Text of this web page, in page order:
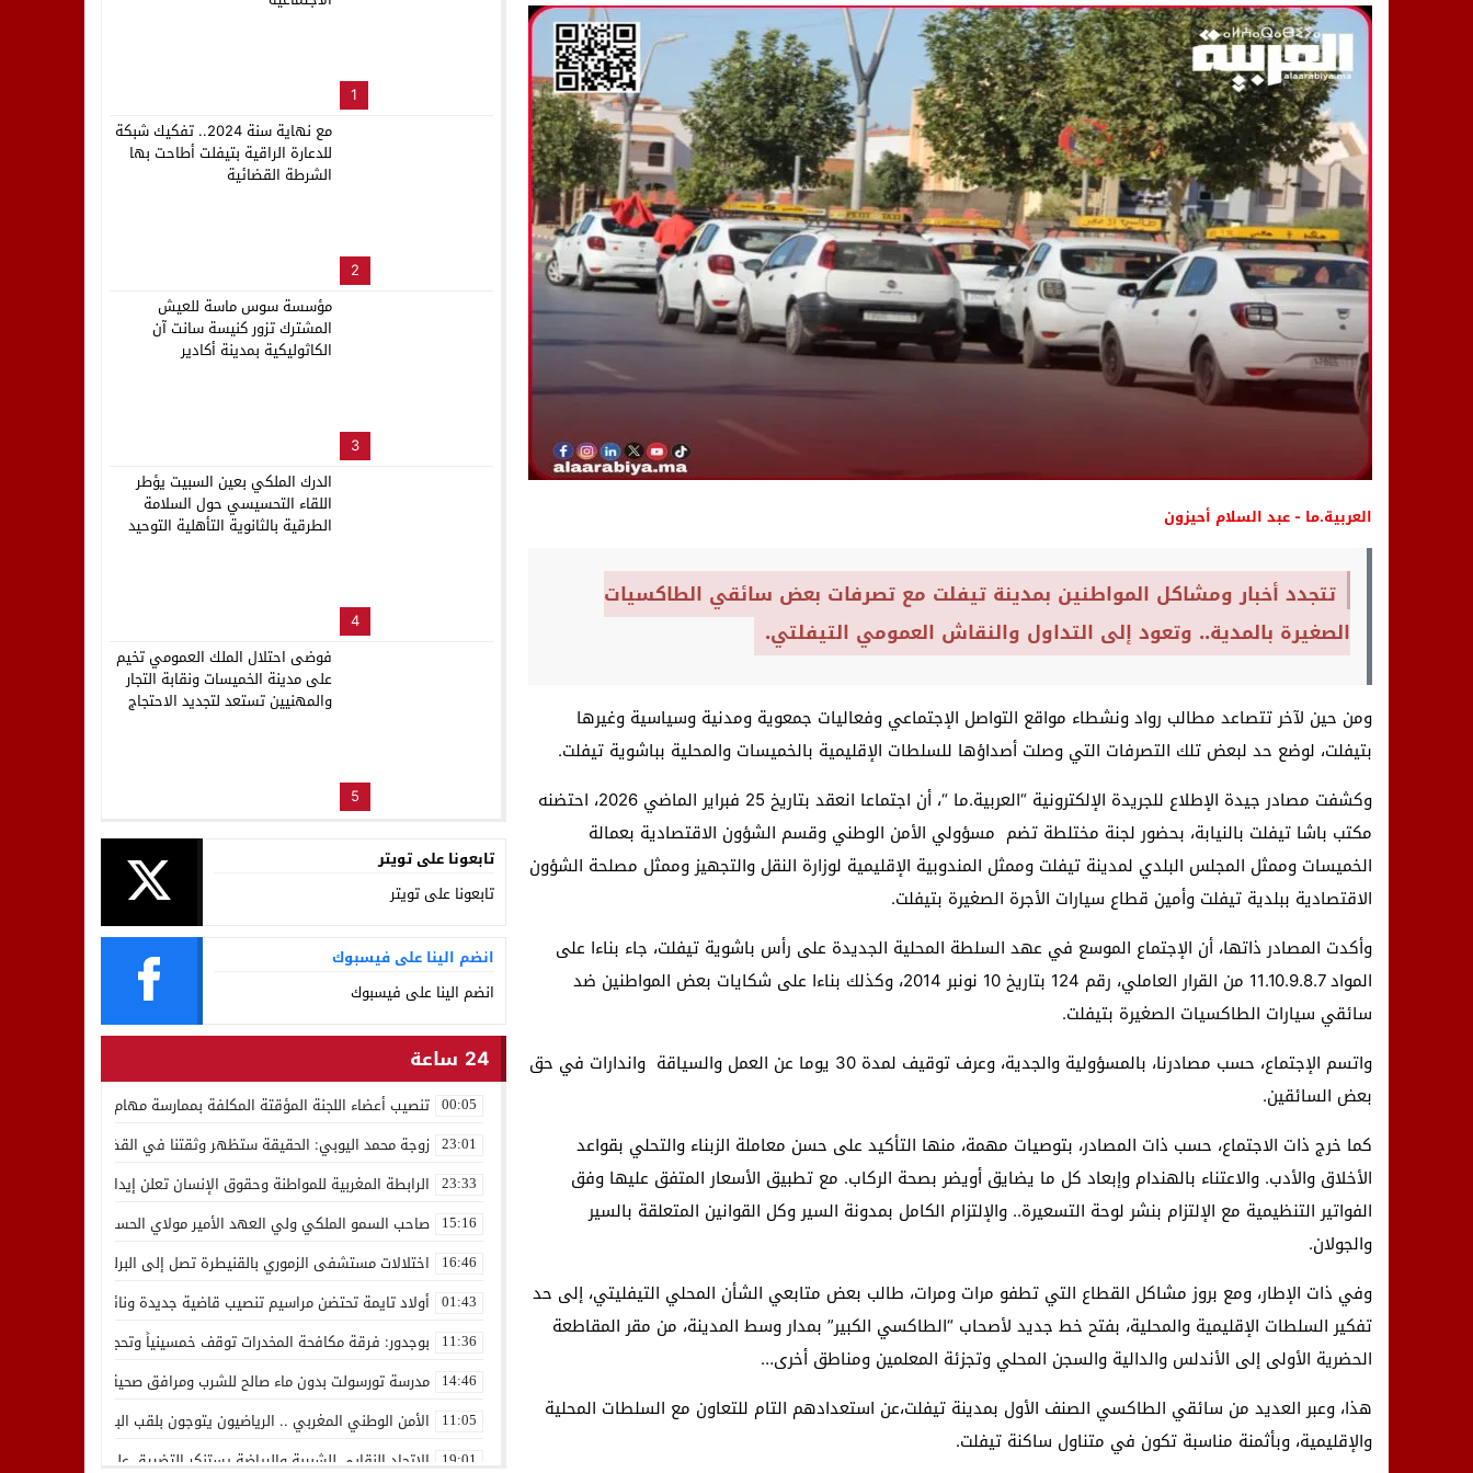
14:25 “العربية.ما” تنشر أخبار تيفلت وأصداء الأحداث فيها بصيغة أخرى 10:29 الجيش الملكي ينتفض ضد تعيين “ندالا” ويطالب بنزاهة النهائي
18:23 طاطا: “اعتداء” على حقوقي يشعل غضب الجمعيات وملف “ماء القصبة” يفجّر الأوضاع
13:35 عقول الغد تصنع المستقبل: مسابقة “Robot Innov” بمراكش تؤسس لجيل الابتكار والتكنولوجيا
العربية.ما - عبد السلام أحيزون
تتجدد أخبار ومشاكل المواطنين بمدينة تيفلت مع تصرفات بعض سائقي الطاكسيات
الصغيرة بالمدية.. وتعود إلى التداول والنقاش العمومي التيفلتي.
ومن حين لآخر تتصاعد مطالب رواد ونشطاء مواقع التواصل الإجتماعي وفعاليات جمعوية ومدنية وسياسية وغيرها
بتيفلت، لوضع حد لبعض تلك التصرفات التي وصلت أصداؤها للسلطات الإقليمية بالخميسات والمحلية بباشوية تيفلت.
وكشفت مصادر جيدة الإطلاع للجريدة الإلكترونية “العربية.ما “، أن اجتماعا انعقد بتاريخ 25 فبراير الماضي 2026، احتضنه
مكتب باشا تيفلت بالنيابة، بحضور لجنة مختلطة تضم مسؤولي الأمن الوطني وقسم الشؤون الاقتصادية بعمالة
الخميسات وممثل المجلس البلدي لمدينة تيفلت وممثل المندوبية الإقليمية لوزارة النقل والتجهيز وممثل مصلحة الشؤون
الاقتصادية ببلدية تيفلت وأمين قطاع سيارات الأجرة الصغيرة بتيفلت.
وأكدت المصادر ذاتها، أن الإجتماع الموسع في عهد السلطة المحلية الجديدة على رأس باشوية تيفلت، جاء بناءا على
المواد 11.10.9.8.7 من القرار العاملي، رقم 124 بتاريخ 10 نونبر 2014، وكذلك بناءا على شكايات بعض المواطنين ضد
سائقي سيارات الطاكسيات الصغيرة بتيفلت.
واتسم الإجتماع، حسب مصادرنا، بالمسؤولية والجدية، وعرف توقيف لمدة 30 يوما عن العمل والسياقة واندارات في حق
بعض السائقين.
كما خرج ذات الاجتماع، حسب ذات المصادر، بتوصيات مهمة، منها التأكيد على حسن معاملة الزبناء والتحلي بقواعد
الأخلاق والأدب. والاعتناء بالهندام وإبعاد كل ما يضايق أويضر بصحة الركاب. مع تطبيق الأسعار المتفق عليها وفق
الفواتير التنظيمية مع الإلتزام بنشر لوحة التسعيرة.. والإلتزام الكامل بمدونة السير وكل القوانين المتعلقة بالسير
والجولان.
وفي ذات الإطار، ومع بروز مشاكل القطاع التي تطفو مرات ومرات، طالب بعض متابعي الشأن المحلي التيفليتي، إلى حد
تفكير السلطات الإقليمية والمحلية، بفتح خط جديد لأصحاب “الطاكسي الكبير” بمدار وسط المدينة، من مقر المقاطعة
الحضرية الأولى إلى الأندلس والدالية والسجن المحلي وتجزئة المعلمين ومناطق أخرى…
هذا، وعبر العديد من سائقي الطاكسي الصنف الأول بمدينة تيفلت،عن استعدادهم التام للتعاون مع السلطات المحلية
والإقليمية، وبأثمنة مناسبة تكون في متناول ساكنة تيفلت.
1
2
مع نهاية سنة 2024.. تفكيك شبكة
للدعارة الراقية بتيفلت أطاحت بها
الشرطة القضائية
3
مؤسسة سوس ماسة للعيش
المشترك تزور كنيسة سانت آن
الكاثوليكية بمدينة أكادير
4
الدرك الملكي بعين السبيت يؤطر
اللقاء التحسيسي حول السلامة
الطرقية بالثانوية التأهلية التوحيد
5
فوضى احتلال الملك العمومي تخيم
على مدينة الخميسات ونقابة التجار
والمهنيين تستعد لتجديد الاحتجاج
تابعونا على تويتر
تابعونا على تويتر
انضم الينا على فيسبوك
انضم الينا على فيسبوك
24 ساعة
00:05 تنصيب أعضاء اللجنة المؤقتة المكلفة بممارسة مهام المجلس الوطني
23:01 زوجة محمد اليوبي: الحقيقة ستظهر وثقتنا في القضاء ثابتة
23:33 الرابطة المغربية للمواطنة وحقوق الإنسان تعلن إيداع رئيسها
15:16 صاحب السمو الملكي ولي العهد الأمير مولاي الحسن يدشن “برج
16:46 اختلالات مستشفى الزموري بالقنيطرة تصل إلى البرلمان واستقالة
01:43 أولاد تايمة تحتضن مراسيم تنصيب قاضية جديدة ونائب لوكيل الملك
11:36 بوجدور: فرقة مكافحة المخدرات توقف خمسينياً وتحجز 10 كيلوغرامات من الشيرا
14:46 مدرسة تورسولت بدون ماء صالح للشرب ومرافق صحية في وضعية
11:05 الأمن الوطني المغربي .. الرياضيون يتوجون بلقب البطولة العربية
19:01 الاتحاد النقابي للشبيبة والرياضة يستنكر التضييق على الموظفين